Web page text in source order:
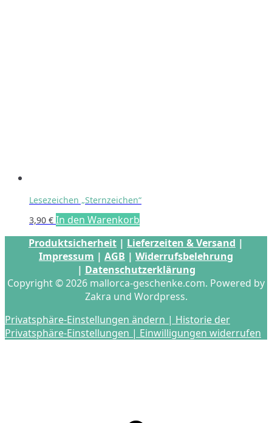
Lesezeichen „Sternzeichen“
3,90 € In den Warenkorb
Produktsicherheit | Lieferzeiten & Versand |
Impressum | AGB | Widerrufsbelehrung
| Datenschutzerklärung
Copyright © 2026 mallorca-geschenke.com. Powered by
Zakra und Wordpress.
Privatsphäre-Einstellungen ändern | Historie der
Privatsphäre-Einstellungen | Einwilligungen widerrufen